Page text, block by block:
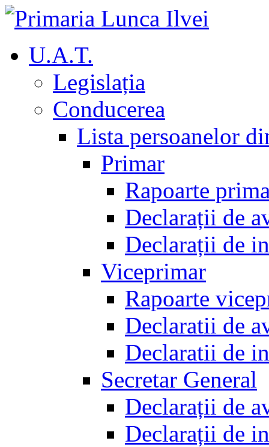
U.A.T.
Legislația
Conducerea
Lista persoanelor
Primar
Rapoarte
Declarații de
Declarații de
Viceprimar
Rapoarte
Declaratii de
Declaratii de
Secretar General
Declarații de
Declarații de